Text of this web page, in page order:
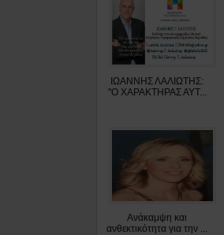
ΙΩΑΝΝΗΣ ΛΑΛΙΩΤΗΣ:
"O XAΡΑΚΤΗΡΑΣ ΑΥΤ...
Ανάκαμψη και
ανθεκτικότητα για την ...